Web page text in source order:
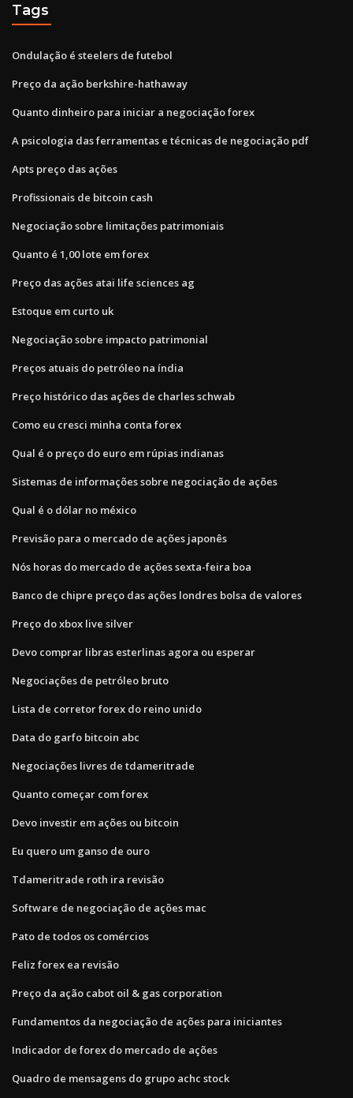
Tags
Ondulação é steelers de futebol
Preço da ação berkshire-hathaway
Quanto dinheiro para iniciar a negociação forex
A psicologia das ferramentas e técnicas de negociação pdf
Apts preço das ações
Profissionais de bitcoin cash
Negociação sobre limitações patrimoniais
Quanto é 1,00 lote em forex
Preço das ações atai life sciences ag
Estoque em curto uk
Negociação sobre impacto patrimonial
Preços atuais do petróleo na índia
Preço histórico das ações de charles schwab
Como eu cresci minha conta forex
Qual é o preço do euro em rúpias indianas
Sistemas de informações sobre negociação de ações
Qual é o dólar no méxico
Previsão para o mercado de ações japonês
Nós horas do mercado de ações sexta-feira boa
Banco de chipre preço das ações londres bolsa de valores
Preço do xbox live silver
Devo comprar libras esterlinas agora ou esperar
Negociações de petróleo bruto
Lista de corretor forex do reino unido
Data do garfo bitcoin abc
Negociações livres de tdameritrade
Quanto começar com forex
Devo investir em ações ou bitcoin
Eu quero um ganso de ouro
Tdameritrade roth ira revisão
Software de negociação de ações mac
Pato de todos os comércios
Feliz forex ea revisão
Preço da ação cabot oil & gas corporation
Fundamentos da negociação de ações para iniciantes
Indicador de forex do mercado de ações
Quadro de mensagens do grupo achc stock